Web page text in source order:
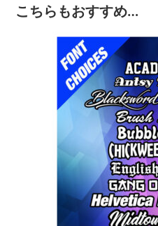
こちらもおすすめ…